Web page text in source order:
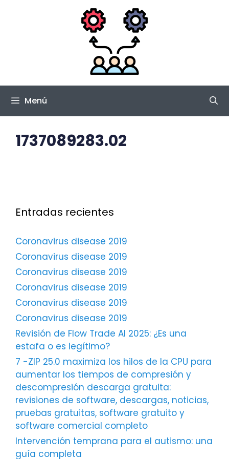
Menú
1737089283.02
Entradas recientes
Coronavirus disease 2019
Coronavirus disease 2019
Coronavirus disease 2019
Coronavirus disease 2019
Coronavirus disease 2019
Coronavirus disease 2019
Revisión de Flow Trade AI 2025: ¿Es una
estafa o es legítimo?
7 -ZIP 25.0 maximiza los hilos de la CPU para
aumentar los tiempos de compresión y
descompresión descarga gratuita:
revisiones de software, descargas, noticias,
pruebas gratuitas, software gratuito y
software comercial completo
Intervención temprana para el autismo: una
guía completa